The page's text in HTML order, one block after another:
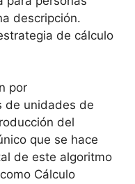
descripción.
de cálculo
por
de unidades de
del
que se hace
de este algoritmo
Cálculo